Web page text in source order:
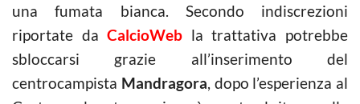
una fumata bianca. Secondo indiscrezioni
riportate daCalcioWeb la trattativa potrebbe
sbloccarsi grazie all’inserimento del
centrocampista Mandragora, dopo l’esperienza al